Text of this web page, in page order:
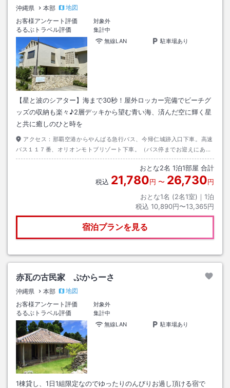
沖縄県 本部
地図
お客様アンケート評価
対象外
るるぶトラベル評価
集計中
無線LAN
駐車場あり
【星と波のシアター】海まで30秒！屋外ロッカー完備でビーチグ
ッズの収納も楽々♪2層デッキから望む青い海、済んだ空に輝く星
と共に癒しのひと時を
アクセス： 那覇空港からやんばる急行バス、今帰仁城跡入口下車。高速
バス１１７番、オリオンモトブリゾート下車。（バス停までお迎えにあが
ります。事前にご連絡下さい）
おとな2名 1泊1部屋 合計
税込 21,780円 〜 26,730円
おとな1名 (2名1室)｜ 1泊
税込 10,890円〜13,365円
宿泊プランを見る
赤瓦の古民家 ぷからーさ
沖縄県 本部
地図
お客様アンケート評価
対象外
るるぶトラベル評価
集計中
無線LAN
駐車場あり
1棟貸し、1日1組限定なのでゆったりのんびりお過し頂ける宿で